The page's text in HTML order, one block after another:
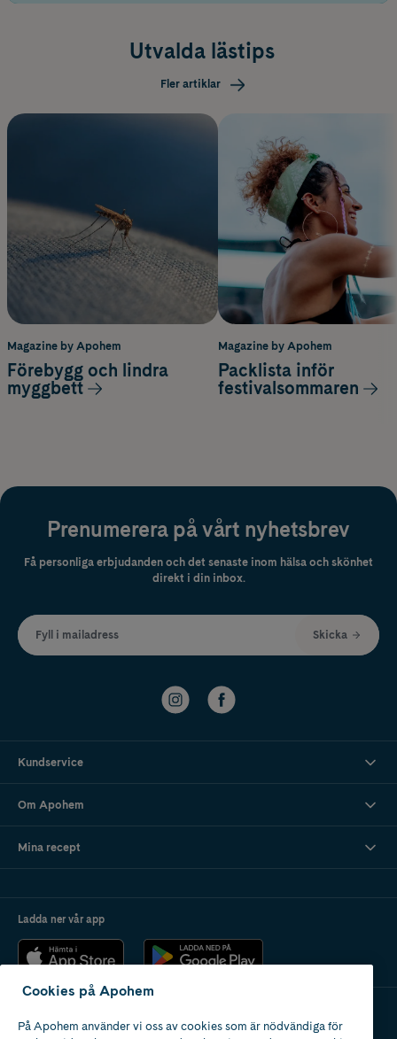
Utvalda lästips
Fler artiklar
Magazine by Apohem
Förebygg och lindra
myggbett
Magazine by Apohem
Packlista inför
festivalsommaren
Prenumerera på vårt nyhetsbrev
Få personliga erbjudanden och det senaste inom hälsa och skönhet
direkt i din inbox.
Fyll i mailadress Skicka
Kundservice
Om Apohem
Mina recept
Ladda ner vår app
Apotek med tillstånd
Cookies på Apohem
På Apohem använder vi oss av cookies som är nödvändiga för